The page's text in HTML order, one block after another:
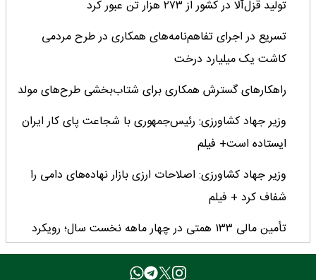
تولید قزل‌آلا در کشور از ۲۷۳ هزار تن عبور کرد
تسریع در اجرای تفاهم‌نامه‌های همکاری در طرح مردمی
کاشت یک میلیارد درخت
راهکارهای گسترش همکاری برای شتاب‌بخشی طرح‌های مولد
وزیر جهاد کشاورزی: رئیس‌جمهوری با شجاعت پای کار ایران
ایستاده است+ فیلم
وزیر جهاد کشاورزی: اصلاحات ارزی بازار نهاده‌های دامی را
شفاف کرد + فیلم
تأمین مالی ۱۳۳ همتی در چهار ماهه نخست سال؛ رویکرد
هدفمند بانک کشاورزی برای تضمین امنیت غذایی